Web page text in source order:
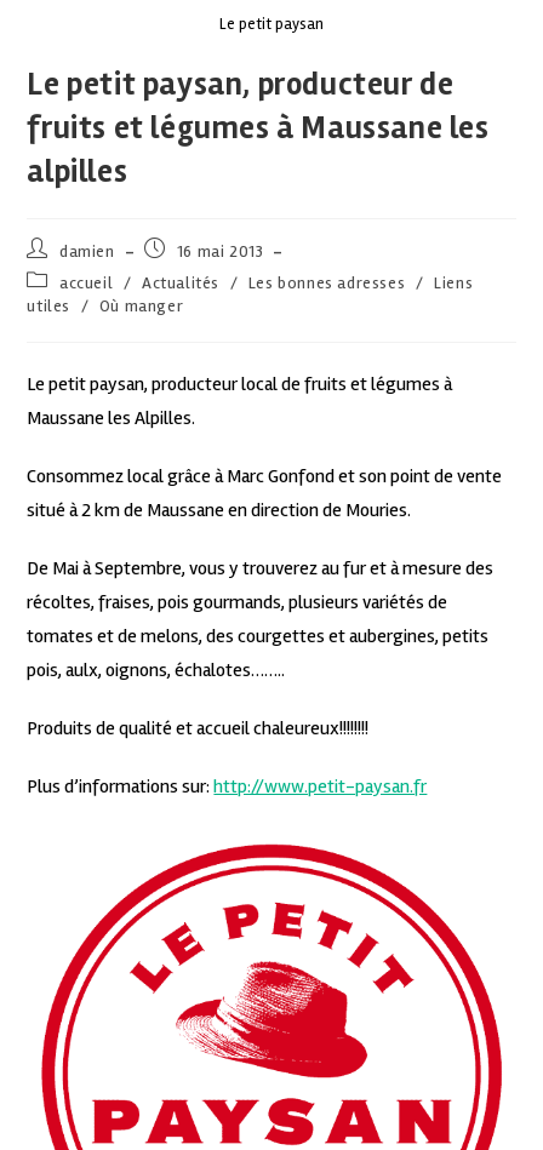
Le petit paysan
Le petit paysan, producteur de
fruits et légumes à Maussane les
alpilles
damien
16 mai 2013
accueil / Actualités / Les bonnes adresses / Liens
utiles
/ Où manger
Le petit paysan, producteur local de fruits et légumes à
Maussane les Alpilles.
Consommez local grâce à Marc Gonfond et son point de vente
situé à 2 km de Maussane en direction de Mouries.
De Mai à Septembre, vous y trouverez au fur et à mesure des
récoltes, fraises, pois gourmands, plusieurs variétés de
tomates et de melons, des courgettes et aubergines, petits
pois, aulx, oignons, échalotes……..
Produits de qualité et accueil chaleureux!!!!!!!!
Plus d’informations sur:http://www.petit-paysan.fr